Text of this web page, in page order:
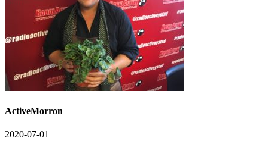
ActiveMorron
2020-07-01